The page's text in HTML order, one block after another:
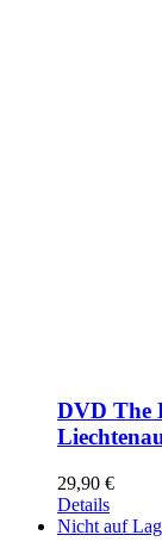
DVD The
29,90 €
Details
Nicht auf